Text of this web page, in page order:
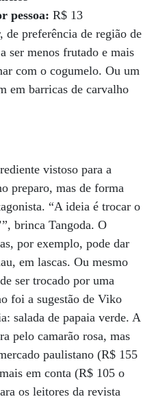
pessoa: R$ 13
de preferência de região de
ser menos frutado e mais
com o cogumelo. Ou um
em barricas de carvalho
vistoso para a
preparo, mas de forma
“A ideia é trocar o
brinca Tangoda. O
por exemplo, pode dar
em lascas. Ou mesmo
ser trocado por uma
foi a sugestão de Viko
salada de papaia verde. A
pelo camarão rosa, mas
paulistano (R$ 155
em conta (R$ 105 o
os leitores da revista